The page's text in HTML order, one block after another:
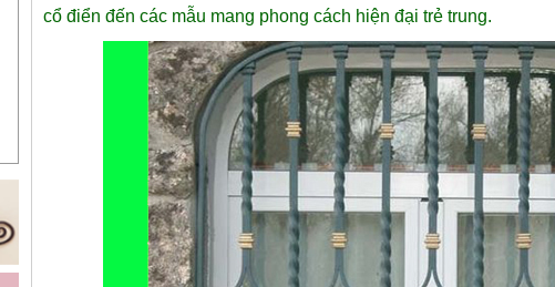
cổ điển đến các mẫu mang phong cách hiện đại trẻ trung.